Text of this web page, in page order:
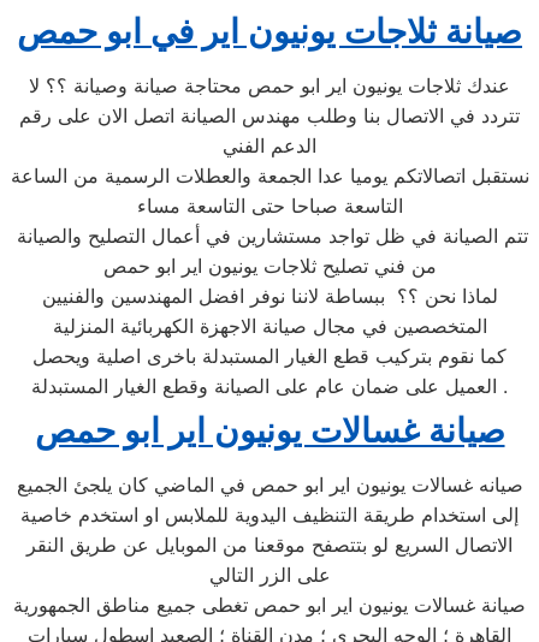
صيانة ثلاجات يونيون اير في ابو حمص
عندك ثلاجات يونيون اير ابو حمص محتاجة صيانة وصيانة ؟؟ لا
تتردد في الاتصال بنا وطلب مهندس الصيانة اتصل الان على رقم
الدعم الفني
نستقبل اتصالاتكم يوميا عدا الجمعة والعطلات الرسمية من الساعة
التاسعة صباحا حتى التاسعة مساء
من فني تصليح ثلاجات يونيون اير ابو حمص
لماذا نحن ؟؟ ببساطة لاننا نوفر افضل المهندسين والفنيين
المتخصصين في مجال صيانة الاجهزة الكهربائية المنزلية
كما نقوم بتركيب قطع الغيار المستبدلة باخرى اصلية ويحصل
العميل على ضمان عام على الصيانة وقطع الغيار المستبدلة .
صيانة غسالات يونيون اير ابو حمص
صيانه غسالات يونيون اير ابو حمص في الماضي كان يلجئ الجميع
إلى استخدام طريقة التنظيف اليدوية للملابس او استخدم خاصية
الاتصال السريع لو بتتصفح موقعنا من الموبايل عن طريق النقر
على الزر التالي
صيانة غسالات يونيون اير ابو حمص تغطى جميع مناطق الجمهورية
القاهرة ؛ الوجه البحري ؛ مدن القناة ؛ الصعيد اسطول سيارات